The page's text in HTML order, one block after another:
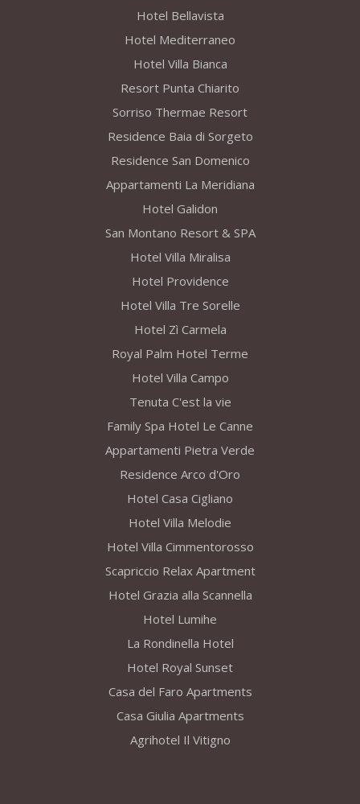
Hotel Bellavista
Hotel Mediterraneo
Hotel Villa Bianca
Resort Punta Chiarito
Sorriso Thermae Resort
Residence Baia di Sorgeto
Residence San Domenico
Appartamenti La Meridiana
Hotel Galidon
San Montano Resort & SPA
Hotel Villa Miralisa
Hotel Providence
Hotel Villa Tre Sorelle
Hotel Zì Carmela
Royal Palm Hotel Terme
Hotel Villa Campo
Tenuta C'est la vie
Family Spa Hotel Le Canne
Appartamenti Pietra Verde
Residence Arco d'Oro
Hotel Casa Cigliano
Hotel Villa Melodie
Hotel Villa Cimmentorosso
Scapriccio Relax Apartment
Hotel Grazia alla Scannella
Hotel Lumihe
La Rondinella Hotel
Hotel Royal Sunset
Casa del Faro Apartments
Casa Giulia Apartments
Agrihotel Il Vitigno